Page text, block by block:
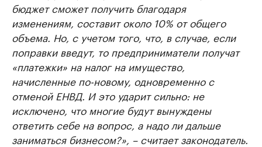
бюджет сможет получить благодаря
изменениям, составит около 10% от общего
объема. Но, с учетом того, что, в случае, если
поправки введут, то предприниматели получат
«платежки» на налог на имущество,
начисленные по-новому, одновременно с
отменой ЕНВД. И это ударит сильно: не
исключено, что многие будут вынуждены
ответить себе на вопрос, а надо ли дальше
заниматься бизнесом?», – считает законодатель.